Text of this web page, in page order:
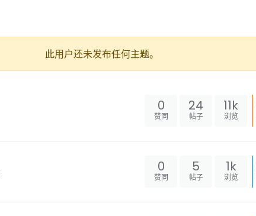
此用户还未发布任何主题。
0
赞同
24
帖子
11k
浏览
0
赞同
5
帖子
1k
浏览